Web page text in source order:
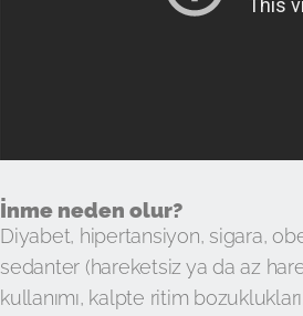
İnme neden olur?
Diyabet, hipertansiyon, sigara,
sedanter (hareketsiz ya da az
kullanımı, kalpte ritim